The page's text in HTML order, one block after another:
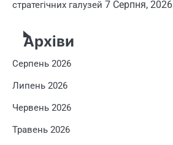
стратегічних галузей 7 Серпня, 2026
Архіви
Серпень 2026
Липень 2026
Червень 2026
Травень 2026